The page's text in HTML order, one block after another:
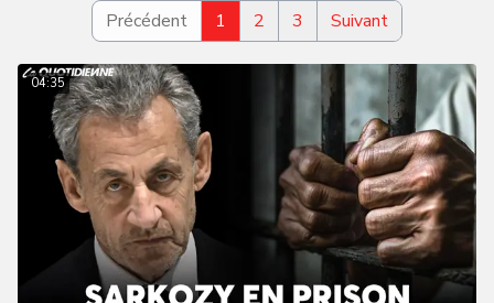
Précédent 1 2 3 Suivant
04:35